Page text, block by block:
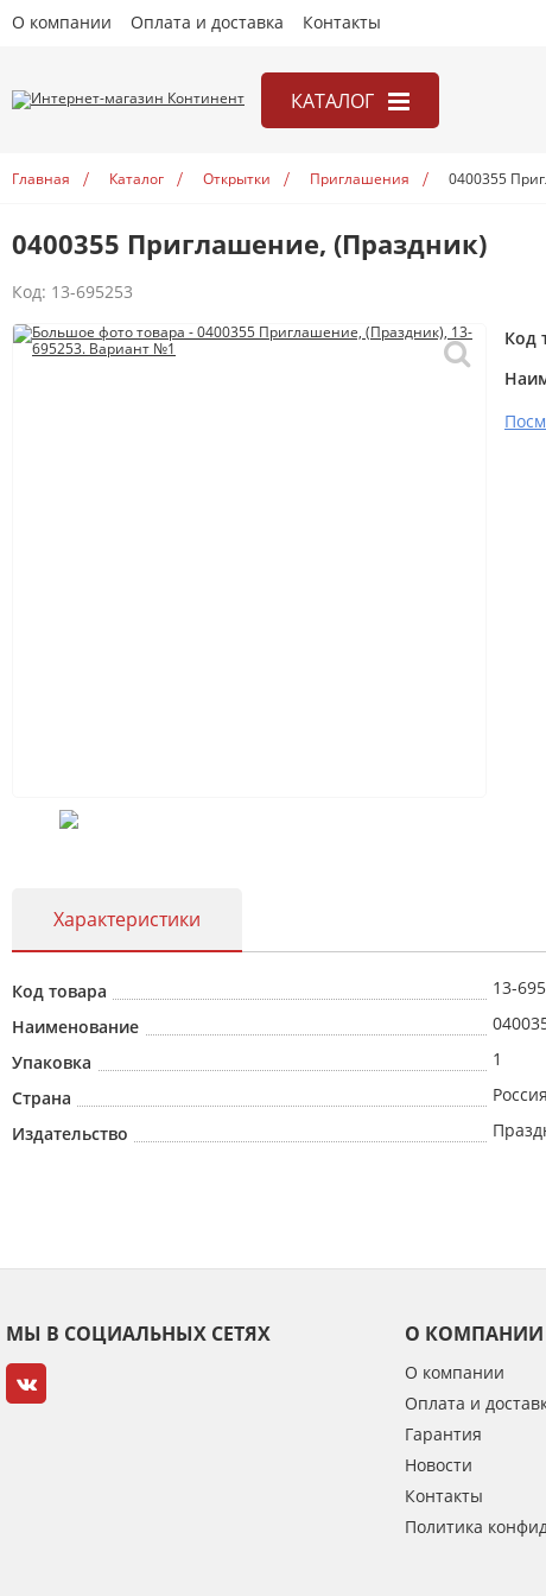
О компании Оплата и доставка Контакты
КАТАЛОГ
Игры
Открытки
Учебники
Главная Каталог Открытки Приглашения 0400355
0400355 Приглашение, (Праздник)
Код: 13-695253
Код
Характеристики
Код товара
13-
Наименование
Упаковка
1
Страна
Россия
Издательство
МЫ В СОЦИАЛЬНЫХ СЕТЯХ О КОМПАНИИ
О компании
Оплата и
Гарантия
Новости
Контакты
Политика